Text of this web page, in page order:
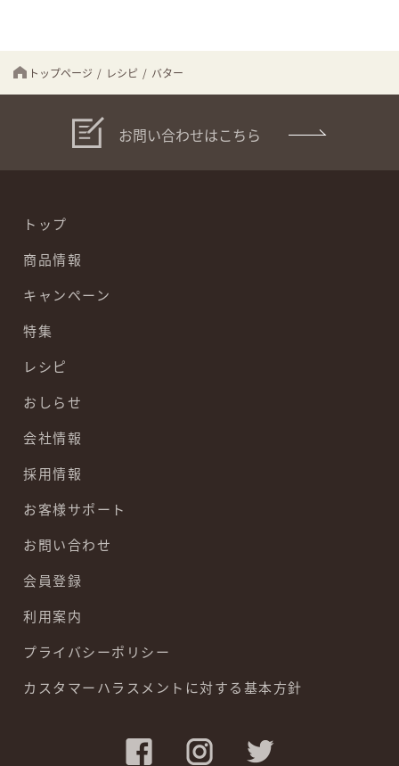
トップページ / レシピ / バター
お問い合わせはこちら
トップ
商品情報
キャンペーン
特集
レシピ
おしらせ
会社情報
採用情報
お客様サポート
お問い合わせ
会員登録
利用案内
プライバシーポリシー
カスタマーハラスメントに対する基本方針